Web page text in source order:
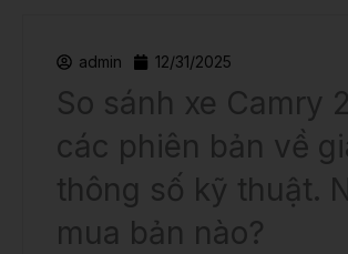
admin 12/31/2025
So sánh xe Camry
các phiên bản về
thông số kỹ thuật.
mua bản nào?